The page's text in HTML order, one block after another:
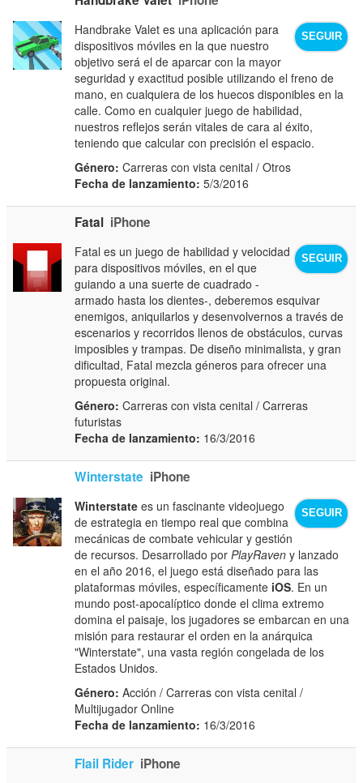
SEGUIR
Handbrake Valet es una aplicación para
dispositivos móviles en la que nuestro
objetivo será el de aparcar con la mayor
seguridad y exactitud posible utilizando el freno de
mano, en cualquiera de los huecos disponibles en la
calle. Como en cualquier juego de habilidad,
nuestros reflejos serán vitales de cara al éxito,
teniendo que calcular con precisión el espacio.
Género: Carreras con vista cenital / Otros
Fecha de lanzamiento: 5/3/2016
Fatal iPhone
SEGUIR
Fatal es un juego de habilidad y velocidad
para dispositivos móviles, en el que
guiando a una suerte de cuadrado -
armado hasta los dientes-, deberemos esquivar
enemigos, aniquilarlos y desenvolvernos a través de
escenarios y recorridos llenos de obstáculos, curvas
imposibles y trampas. De diseño minimalista, y gran
dificultad, Fatal mezcla géneros para ofrecer una
propuesta original.
Género: Carreras con vista cenital / Carreras
futuristas
Fecha de lanzamiento: 16/3/2016
Winterstate iPhone
SEGUIR
Winterstate es un fascinante videojuego
de estrategia en tiempo real que combina
mecánicas de combate vehicular y gestión
de recursos. Desarrollado porPlayRaven y lanzado
en el año 2016, el juego está diseñado para las
plataformas móviles, específicamente iOS. En un
mundo post-apocalíptico donde el clima extremo
domina el paisaje, los jugadores se embarcan en una
misión para restaurar el orden en la anárquica
"Winterstate", una vasta región congelada de los
Estados Unidos.
Género: Acción / Carreras con vista cenital /
Multijugador Online
Fecha de lanzamiento: 16/3/2016
Flail Rider iPhone